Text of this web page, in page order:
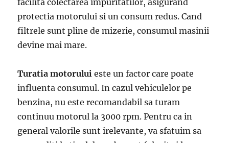
protectia motorului si un consum redus. Cand
filtrele sunt pline de mizerie, consumul masinii
devine mai mare.
Turatia motorului este un factor care poate
influenta consumul. In cazul vehiculelor pe
benzina, nu este recomandabil sa turam
continuu motorul la 3000 rpm. Pentru ca in
general valorile sunt irelevante, va sfatuim sa